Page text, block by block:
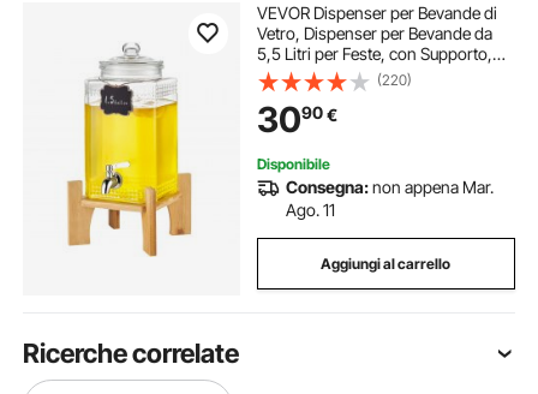
VEVOR Dispenser per Bevande di
Vetro, Dispenser per Bevande da
5,5 Litri per Feste, con Supporto,
Rubinetto Acciaio Inossidabile,
Dispenser per Acqua per Succo, Tè
Freddo, Ristoranti, Hotel, Feste
(220)
3090€
Disponibile
Consegna:non appena Mar.
Ago. 11
Aggiungi al carrello
Ricerche correlate